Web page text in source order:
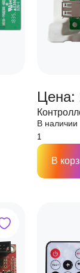
Цена:
В наличии
В